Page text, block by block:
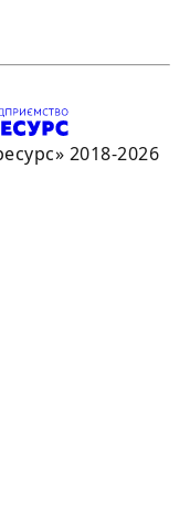
2018-2026